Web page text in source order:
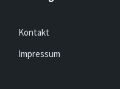
Kontakt
Impressum